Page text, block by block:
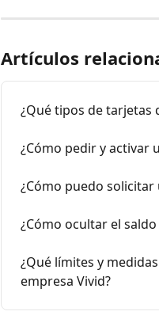
Artículos
¿Qué tipos de tarjetas
¿Cómo pedir y activar
¿Cómo puedo
¿Cómo ocultar el
¿Qué límites y
empresa Vivid?